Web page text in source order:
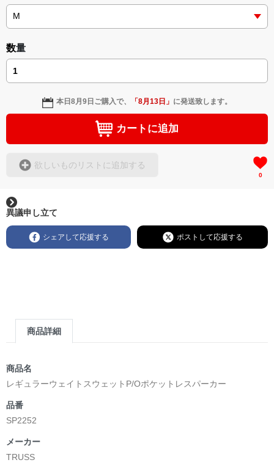
数量
本日8月9日 ご購入で、 「8月13日 」 に発送致します。
カートに追加
欲しいものリストに追加する
0
異議申し立て
シェアして応援する ポストして応援する
商品詳細
商品名
レギュラーウェイトスウェットP/Oポケットレスパーカー
品番
SP2252
メーカー
TRUSS